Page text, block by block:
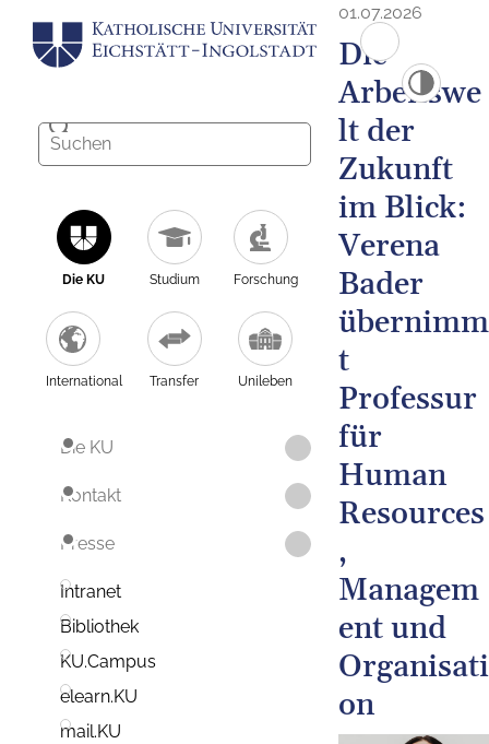
Die KU Studium Forschung
International Transfer Unileben
Die KU
Kontakt
Presse
Intranet
Bibliothek
KU.Campus
elearn.KU
mail.KU
01.07.2026
Die
Arbeitswe
lt der
Zukunft
im Blick:
Verena
Bader
übernimm
t
Professur
für
Human
Resources
,
Managem
ent und
Organisati
on